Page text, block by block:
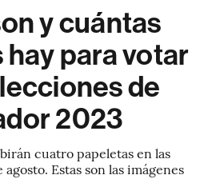
y cuántas
para votar
de
2023
cuatro papeletas en las
Estas son las imágenes